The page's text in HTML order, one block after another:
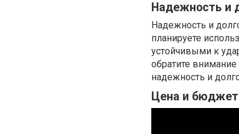
Надежность и
Надежность и
планируете
устойчивыми к
обратите
надежность и
Цена и бюджет